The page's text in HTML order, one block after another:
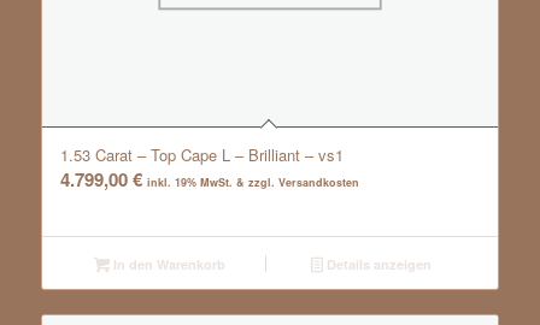
1.53 Carat – Top Cape L – Brilliant – vs1
4.799,00€ inkl. 19% MwSt. & zzgl. Versandkosten
In den Warenkorb Details anzeigen